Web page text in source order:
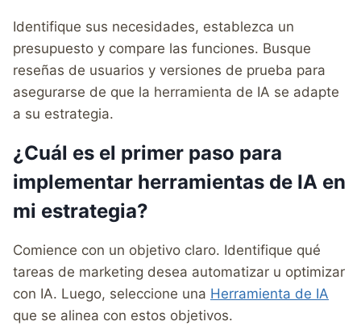
Identifique sus necesidades, establezca un
presupuesto y compare las funciones. Busque
reseñas de usuarios y versiones de prueba para
asegurarse de que la herramienta de IA se adapte
a su estrategia.
¿Cuál es el primer paso para
implementar herramientas de IA en
mi estrategia?
Comience con un objetivo claro. Identifique qué
tareas de marketing desea automatizar u optimizar
con IA. Luego, seleccione una Herramienta de IA
que se alinea con estos objetivos.